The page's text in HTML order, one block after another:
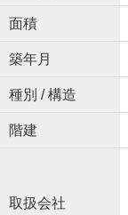
面積
築年月
種別 / 構造
階建
取扱会社